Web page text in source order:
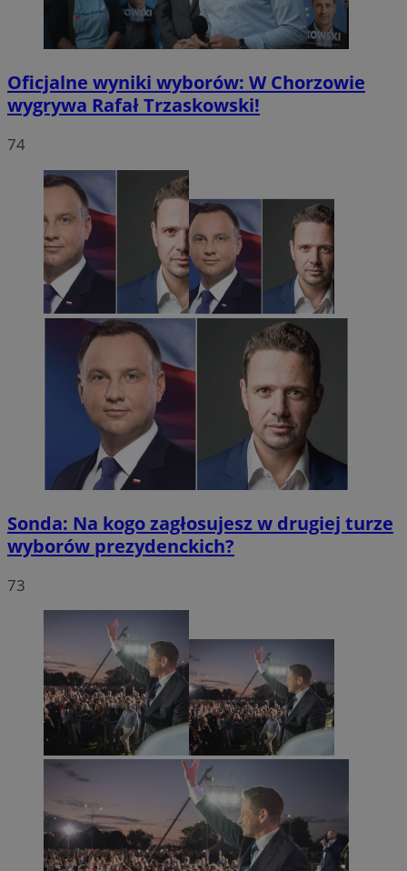
Oficjalne wyniki wyborów: W Chorzowie
wygrywa Rafał Trzaskowski!
74
Sonda: Na kogo zagłosujesz w drugiej turze
wyborów prezydenckich?
73